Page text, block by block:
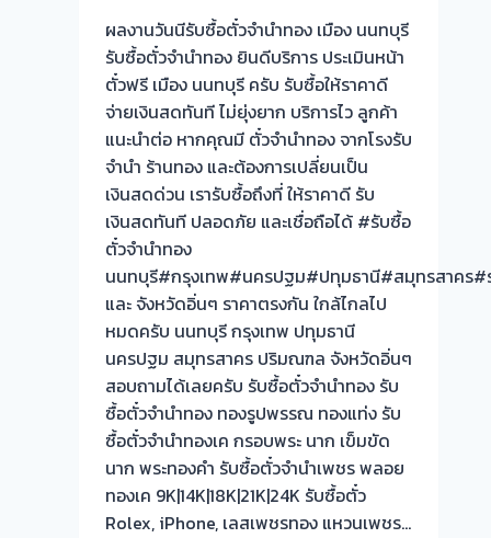
ทอง
ประเมิน
ตั๋ว
ฟรี
จ่าย
เงิน
ทันที
ไม่
ต้อง
รอ
จบ
หน้า
งาน
📌
รับ
ซื้อ
ตั๋ว
จำนำ
ทอง
ผลงานวันนีรับซื้อตั๋วจำนำทอง เมือง นนทบุรี
รับซื้อตั๋วจำนำทอง ยินดีบริการ ประเมินหน้า
ตั๋วฟรี เมือง นนทบุรี ครับ รับซื้อให้ราคาดี
จ่ายเงินสดทันที ไม่ยุ่งยาก บริการไว ลูกค้า
แนะนำต่อ หากคุณมี ตั๋วจำนำทอง จากโรงรับ
จำนำ ร้านทอง และต้องการเปลี่ยนเป็น
เงินสดด่วน เรารับซื้อถึงที่ ให้ราคาดี รับ
เงินสดทันที ปลอดภัย และเชื่อถือได้ #รับซื้อ
ตั๋วจำนำทอง
นนทบุรี#กรุงเทพ#นครปฐม#ปทุมธานี#สมุทรสาคร#
และ จังหวัดอิ่นๆ ราคาตรงกัน ใกล้ไกลไป
หมดครับ นนทบุรี กรุงเทพ ปทุมธานี
นครปฐม สมุทรสาคร ปริมณฑล จังหวัดอิ่นๆ
สอบถามได้เลยครับ รับซื้อตั๋วจำนำทอง รับ
ซื้อตั๋วจำนำทอง ทองรูปพรรณ ทองแท่ง รับ
ซื้อตั๋วจำนำทองเค กรอบพระ นาก เข็มขัด
นาก พระทองคำ รับซื้อตั๋วจำนำเพชร พลอย
ทองเค 9K|14K|18K|21K|24K รับซื้อตั๋ว
Rolex, iPhone, เลสเพชรทอง แหวนเพชร…